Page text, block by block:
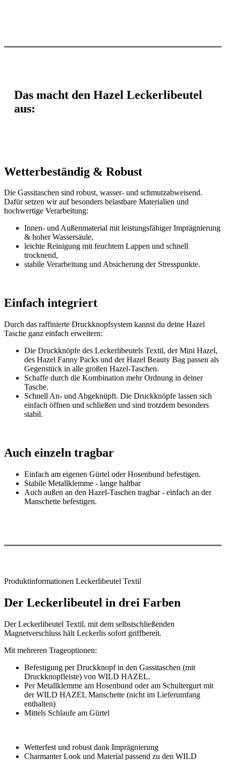
Das macht den Hazel Leckerlibeutel
aus:
Wetterbeständig & Robust
Die Gassitaschen sind robust, wasser- und schmutzabweisend.
Dafür setzen wir auf besonders belastbare Materialien und
hochwertige Verarbeitung:
Innen- und Außenmaterial mit leistungsfähiger Imprägnierung
& hoher Wassersäule,
leichte Reinigung mit feuchtem Lappen und schnell
trocknend,
stabile Verarbeitung und Absicherung der Stresspunkte.
Einfach integriert
Durch das raffinierte Druckknopfsystem kannst du deine Hazel
Tasche ganz einfach erweitern:
Die Druckknöpfe des Leckerlibeutels Textil, der Mini Hazel,
des Hazel Fanny Packs und der Hazel Beauty Bag passen als
Gegenstück in alle großen Hazel-Taschen.
Schaffe durch die Kombination mehr Ordnung in deiner
Tasche.
Schnell An- und Abgeknüpft. Die Druckknöpfe lassen sich
einfach öffnen und schließen und sind trotzdem besonders
stabil.
Auch einzeln tragbar
Einfach am eigenen Gürtel oder Hosenbund befestigen.
Stabile Metallklemme - lange haltbar
Auch außen an den Hazel-Taschen tragbar - einfach an der
Manschette befestigen.
Produktinformationen Leckerlibeutel Textil
Der Leckerlibeutel in drei Farben
Der Leckerlibeutel Textil, mit dem selbstschließenden
Magnetverschluss hält Leckerlis sofort griffbereit.
Mit mehreren Trageoptionen:
Befestigung per Druckknopf in den Gassitaschen (mit
Druckknopfleiste) von WILD HAZEL.
Per Metallklemme am Hosenbund oder am Schultergurt mit
der WILD HAZEL Manschette (nicht im Lieferumfang
enthalten)
Mittels Schlaufe am Gürtel
Wetterfest und robust dank Imprägnierung
Charmanter Look und Material passend zu den WILD